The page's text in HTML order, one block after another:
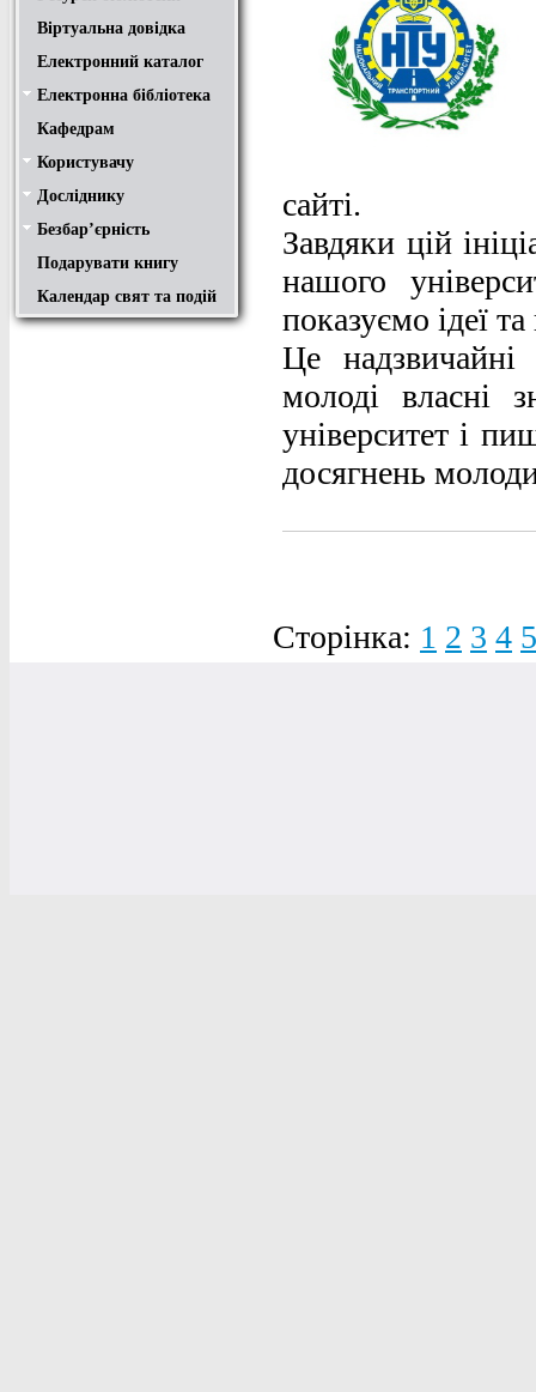
Віртуальна довідка
Електронний каталог
Електронна бібліотека
Положення
Доступ
Авторам
Пошук у ЕК. Інструкція
Кафедрам
Користувачу
Правила користування
Про обхідний лист
Медіатека "NMCBOOK"
Підручники онлайн
Путівник бібліотеками
Переходь на українську
Вивчаємо іноземну мову
Опис документів
Конференції НТУ
Досліднику
Законодавча база
Academic integrity
Плагіат
Локальний доступ
Ресурси вільного доступу
Наукова періодика
Бібліографічні менеджери
Безбар’єрність
Безбар’єрність це…
Путівник веб-ресурсами
Подарувати книгу
Календар свят та подій
сайті.
Завдяки цій
нашого
показуємо ідеї
Це
молоді власні
університет і
досягнень
Сторінка: 1 2 3 4 5